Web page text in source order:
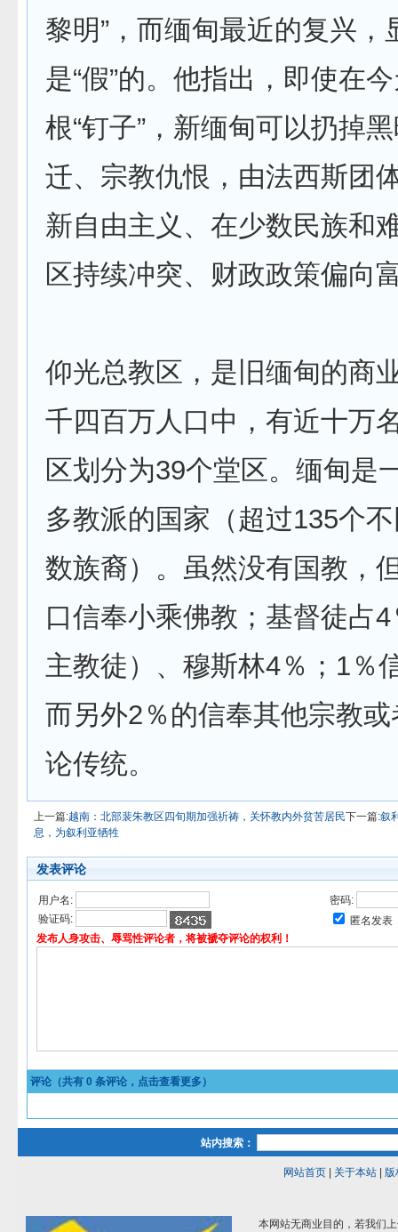
黎明”，而缅甸最近的复兴，
是“假”的。他指出，即使在
根“钉子”，新缅甸可以扔掉
迁、宗教仇恨，由法西斯团
新自由主义、在少数民族和
区持续冲突、财政政策偏向
仰光总教区，是旧缅甸的商
千四百万人口中，有近十万
区划分为39个堂区。缅甸是
多教派的国家（超过135个
数族裔）。虽然没有国教，
口信奉小乘佛教；基督徒占
主教徒）、穆斯林4％；1％
而另外2％的信奉其他宗教
论传统。
上一篇:越南：北部裴朱教区四旬期加强祈祷，关怀教内外贫苦居民下一篇:叙
息，为叙利亚牺牲
发表评论
用户名:
密码:
验证码:
匿名发表
发布人身攻击、辱骂性评论者，将被褫夺评论的权利！
评论（共有 0 条评论，点击查看更多）
站内搜索：
网站首页| 关于本站| 版
本网站无商业目的，若我们